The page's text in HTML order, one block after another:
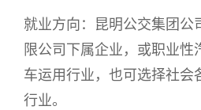
就业方向：昆明公交集团公
限公司下属企业，或职业性
车运用行业，也可选择社会
行业。